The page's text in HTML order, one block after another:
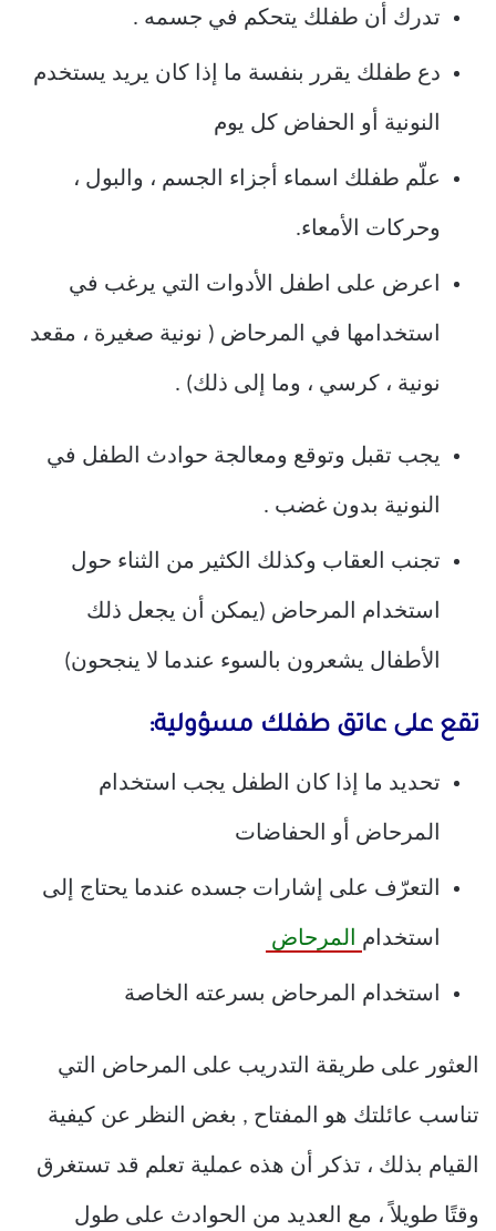
تدرك أن طفلك يتحكم في جسمه .
دع طفلك يقرر بنفسة ما إذا كان يريد يستخدم
النونية أو الحفاض كل يوم
علّم طفلك اسماء أجزاء الجسم ، والبول ،
وحركات الأمعاء.
اعرض على اطفل الأدوات التي يرغب في
استخدامها في المرحاض ( نونية صغيرة ، مقعد
نونية ، كرسي ، وما إلى ذلك) .
يجب تقبل وتوقع ومعالجة حوادث الطفل في
النونية بدون غضب .
تجنب العقاب وكذلك الكثير من الثناء حول
استخدام المرحاض (يمكن أن يجعل ذلك
الأطفال يشعرون بالسوء عندما لا ينجحون)
تقع على عاتق طفلك مسؤولية:
تحديد ما إذا كان الطفل يجب استخدام
المرحاض أو الحفاضات
التعرّف على إشارات جسده عندما يحتاج إلى
استخدام المرحاض
استخدام المرحاض بسرعته الخاصة
العثور على طريقة التدريب على المرحاض التي
تناسب عائلتك هو المفتاح , بغض النظر عن كيفية
القيام بذلك ، تذكر أن هذه عملية تعلم قد تستغرق
وقتًا طويلاً ، مع العديد من الحوادث على طول